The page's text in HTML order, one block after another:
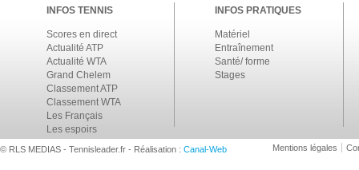
INFOS TENNIS
Scores en direct
Actualité ATP
Actualité WTA
Grand Chelem
Classement ATP
Classement WTA
Les Français
Les espoirs
INFOS PRATIQUES
Matériel
Entraînement
Santé/ forme
Stages
© RLS MEDIAS - Tennisleader.fr - Réalisation : Canal-Web Mentions légales